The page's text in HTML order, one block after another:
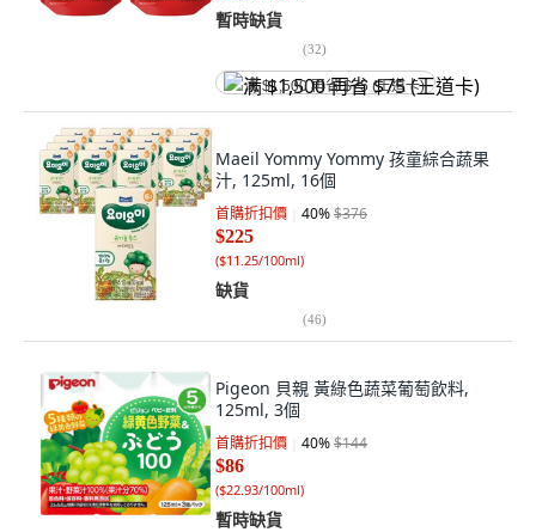
暫時缺貨
(32)
满 $1,500 再省 $75 (王道卡)
Maeil Yommy Yommy 孩童綜合蔬果
汁, 125ml, 16個
首購折扣價 40%$376
$225
($11.25/100ml)
缺貨
(46)
Pigeon 貝親 黃綠色蔬菜葡萄飲料,
125ml, 3個
首購折扣價 40%$144
$86
($22.93/100ml)
暫時缺貨